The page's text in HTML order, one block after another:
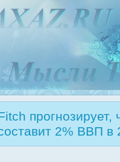
2% ВВП в